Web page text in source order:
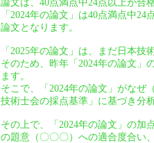
論文は、40点満点中24点以上が合
「2024年の論文」は40点満点中
論文となります。
「2025年の論文」は、まだ日本
そのため、昨年「2024年の論文」
ます。
そこで、「2024年の論文」がなぜ
技術士会の採点基準」に基づき分
その上で、「2024年の論文」の加
の題意（〇〇〇）への適合度合い